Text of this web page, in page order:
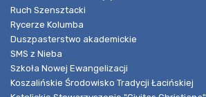
Ruch Szensztacki
Rycerze Kolumba
Duszpasterstwo akademickie
SMS z Nieba
Szkoła Nowej Ewangelizacji
Koszalińskie Środowisko Tradycji Łacińskiej